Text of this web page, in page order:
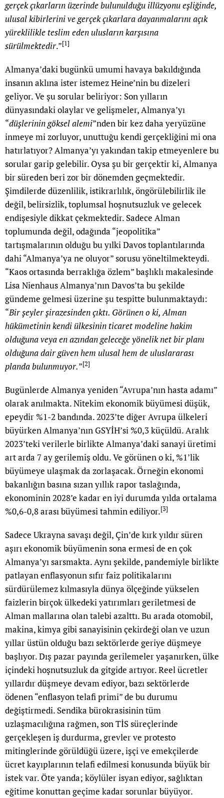
gerçek çıkarların üzerinde bulunulduğu illüzyonu eşliğinde,
ulusal kibirlerini ve gerçek çıkarlara dayanmalarını açık
yüreklilikle teslim eden ulusların karşısına
sürülmektedir.”[1]
Almanya’daki bugünkü umumi havaya bakıldığında
insanın aklına ister istemez Heine’nin bu dizeleri
geliyor. Ve şu sorular beliriyor: Son yılların
dünyasındaki olaylar ve gelişmeler, Almanya’yı
“düşlerinin göksel alemi”nden bir kez daha yeryüzüne
inmeye mi zorluyor, unuttuğu kendi gerçekliğini mi ona
hatırlatıyor? Almanya’yı yakından takip etmeyenlere bu
sorular garip gelebilir. Oysa şu bir gerçektir ki, Almanya
bir süreden beri zor bir dönemden geçmektedir.
Şimdilerde düzenlilik, istikrarlılık, öngörülebilirlik ile
değil, belirsizlik, toplumsal hoşnutsuzluk ve gelecek
endişesiyle dikkat çekmektedir. Sadece Alman
toplumunda değil, odağında “jeopolitika”
tartışmalarının olduğu bu yılki Davos toplantılarında
dahi “Almanya’ya ne oluyor” sorusu yöneltilmekteydi.
“Kaos ortasında berraklığa özlem” başlıklı makalesinde
Lisa Nienhaus Almanya’nın Davos’ta bu şekilde
gündeme gelmesi üzerine şu tespitte bulunmaktaydı:
“Bir şeyler şirazesinden çıktı. Görünen o ki, Alman
hükümetinin kendi ülkesinin ticaret modeline hakim
olduğuna veya en azından geleceğe yönelik net bir planı
olduğunadair güven hem ulusal hem de uluslararası
planda bulunmuyor.”[2]
Bugünlerde Almanya yeniden “Avrupa’nın hasta adamı”
olarak anılmakta. Nitekim ekonomik büyümesi düşük,
epeydir %1-2 bandında. 2023’te diğer Avrupa ülkeleri
büyürken Almanya’nın GSYİH’si %0,3 küçüldü. Aralık
2023’teki verilerle birlikte Almanya’daki sanayi üretimi
art arda 7 ay gerilemiş oldu. Ve görünen o ki, %1’lik
büyümeye ulaşmak da zorlaşacak. Örneğin ekonomi
bakanlığın basına sızan yıllık rapor taslağında,
ekonominin 2028’e kadar en iyi durumda yılda ortalama
%0,6-0,8 arası büyümesi tahmin ediliyor.[3]
Sadece Ukrayna savaşı değil, Çin’de kırk yıldır süren
aşırı ekonomik büyümenin sona ermesi de en çok
Almanya’yı sarsmakta. Aynı şekilde, pandemiyle birlikte
patlayan enflasyonun sıfır faiz politikalarını
sürdürülemez kılmasıyla dünya ölçeğinde yükselen
faizlerin birçok ülkedeki yatırımları geriletmesi de
Alman mallarına olan talebi azalttı. Bu arada otomobil,
makina, kimya gibi sanayisinin çekirdeği olan ve uzun
yıllar üstün olduğu bazı sektörlerde geriye düşmeye
başlıyor. Dış pazar payında gerilemeler yaşanırken, ülke
içindeki hoşnutsuzluk da gitgide artıyor. Reel ücretler
yıllardır düşmeye devam ediyor, bazı sektörlerde
ödenen “enflasyon telafi primi” de bu durumu
değiştirmedi. Sendika bürokrasisinin tüm
uzlaşmacılığına rağmen, son TİS süreçlerinde
gerçekleşen iş durdurma, grevler ve protesto
mitinglerinde görüldüğü üzere, işçi ve emekçilerde
ücret kayıplarının telafi edilmesi konusunda büyük bir
istek var. Öte yanda; köylüler isyan ediyor, sağlıktan
eğitime konuttan geçime kadar sorunlar büyüyor.